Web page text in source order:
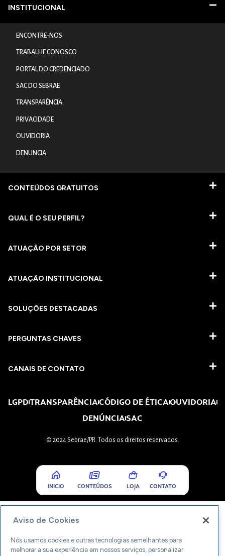
INSTITUCIONAL
ENCONTRE-NOS
TRABALHE CONOSCO
PORTAL DO CREDENCIADO
SAC DO SEBRAE
TRANSPARÊNCIA
PRIVACIDADE
OUVIDORIA
DENUNCIA
CONTEÚDOS GRATUITOS
QUAL É O SEU PERFIL?
ATUAÇÃO POR SETOR
ATUAÇÃO INSTITUCIONAL
SOLUÇÕES DESTACADAS
PERGUNTAS CHAVES​
CANAIS DE CONTATO
LGPDTRANSPARÊNCIACÓDIGO DE ÉTICAOUVIDORIA
DENÚNCIASAC
© 2024 Sebrae/PR. Todos os direitos reservados.
INICIO CONTEÚDOS LOJA CONTATO
Aviso de Cookies
Nós usamos cookies e outras tecnologias semelhantes para
melhorar a sua experiência em nossos serviços, personalizar